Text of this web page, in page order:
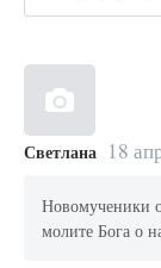
Светлана 18
Новомученики
молите Бога о